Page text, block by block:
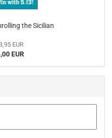
the Sicilian
EUR
EUR